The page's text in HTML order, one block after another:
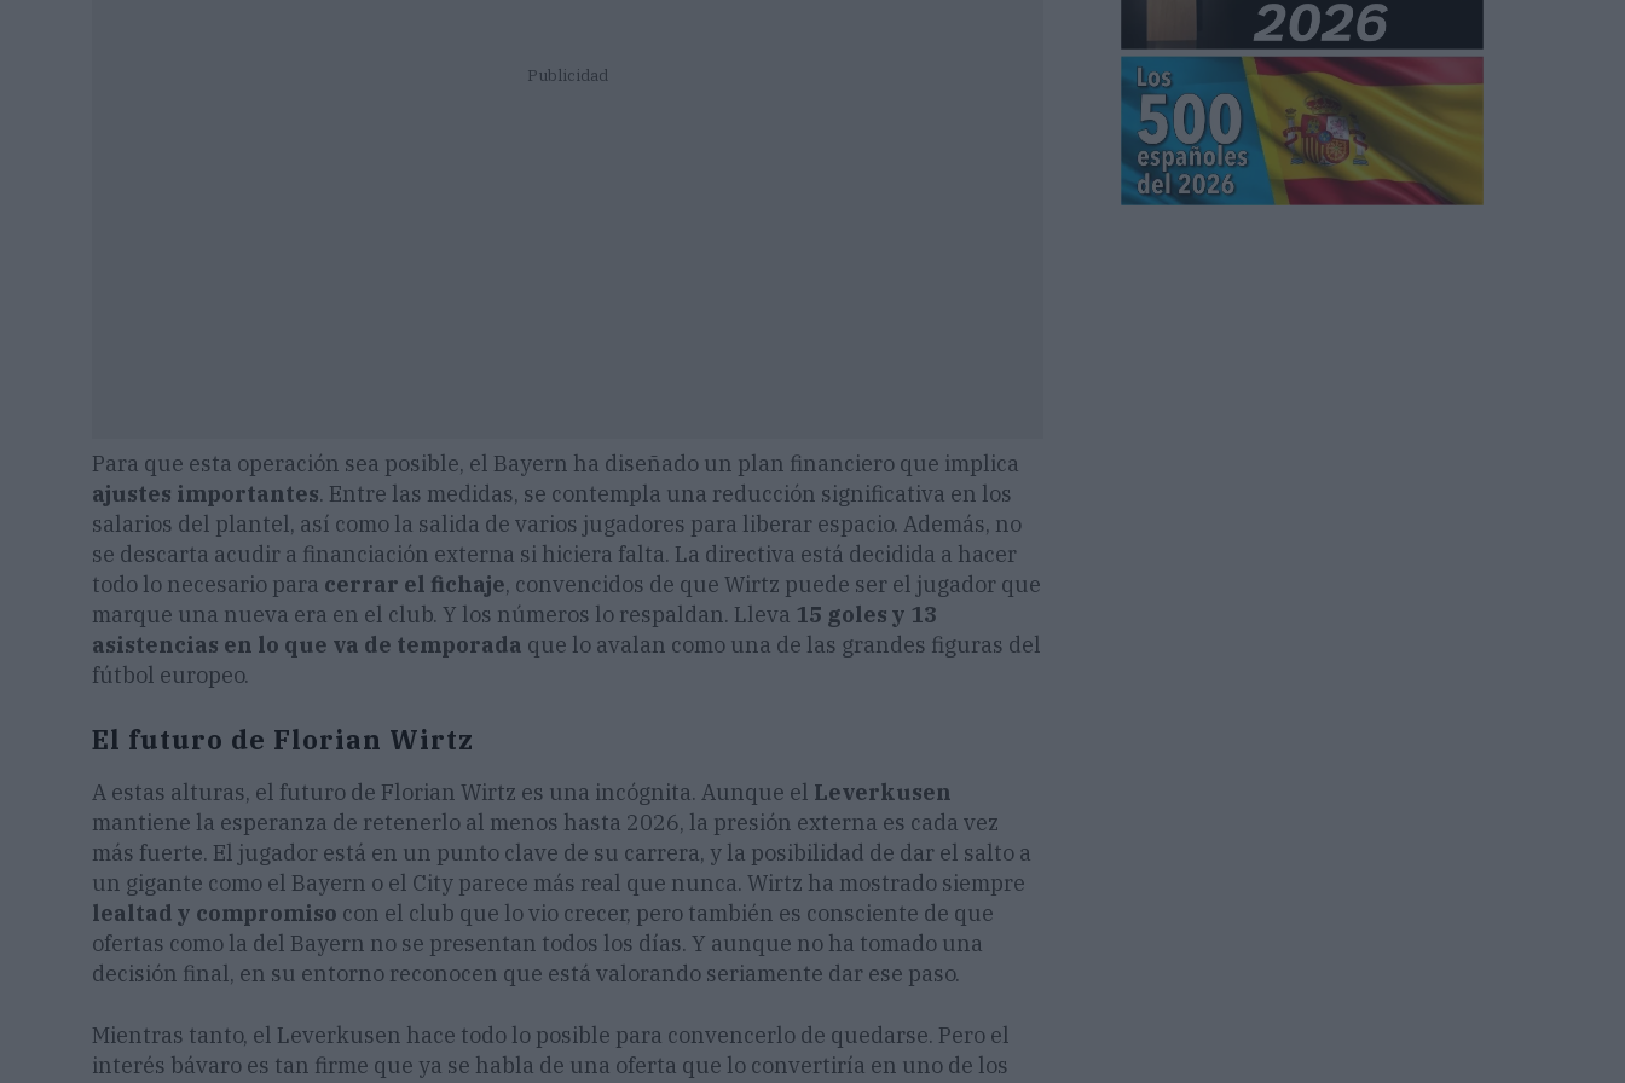
Publicidad
Para que esta operación sea posible, el Bayern ha diseñado un plan financiero que implica
ajustes importantes. Entre las medidas, se contempla una reducción significativa en los
salarios del plantel, así como la salida de varios jugadores para liberar espacio. Además, no
se descarta acudir a financiación externa si hiciera falta. La directiva está decidida a hacer
todo lo necesario para cerrar el fichaje, convencidos de que Wirtz puede ser el jugador que
marque una nueva era en el club. Y los números lo respaldan. Lleva 15 goles y 13
asistencias en lo que va de temporada que lo avalan como una de las grandes figuras del
fútbol europeo.
El futuro de Florian Wirtz
A estas alturas, el futuro de Florian Wirtz es una incógnita. Aunque el Leverkusen
mantiene la esperanza de retenerlo al menos hasta 2026, la presión externa es cada vez
más fuerte. El jugador está en un punto clave de su carrera, y la posibilidad de dar el salto a
un gigante como el Bayern o el City parece más real que nunca. Wirtz ha mostrado siempre
lealtad y compromiso con el club que lo vio crecer, pero también es consciente de que
ofertas como la del Bayern no se presentan todos los días. Y aunque no ha tomado una
decisión final, en su entorno reconocen que está valorando seriamente dar ese paso.
Mientras tanto, el Leverkusen hace todo lo posible para convencerlo de quedarse. Pero el
interés bávaro es tan firme que ya se habla de una oferta que lo convertiría en uno de los